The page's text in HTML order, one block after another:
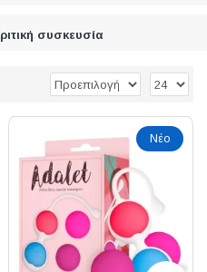
συσκευσία
Νέο